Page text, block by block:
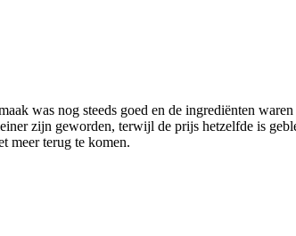
was nog steeds goed en de ingrediënten
zijn geworden, terwijl de prijs hetzelfde is
meer terug te komen.